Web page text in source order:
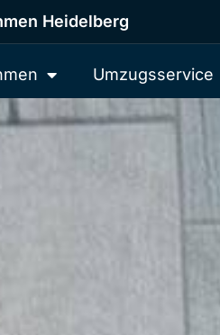
Heidelberg
Umzugsservice